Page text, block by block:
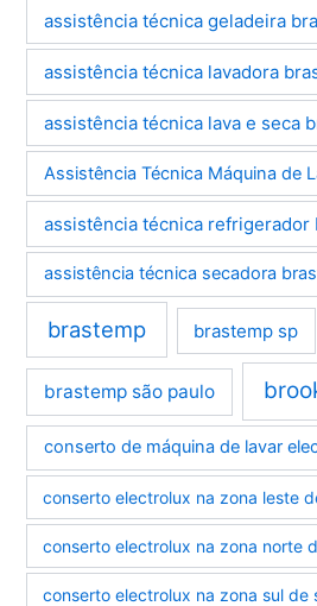
assistência técnica geladeira
assistência técnica lavadora
assistência técnica lava e seca
Assistência Técnica Máquina de
assistência técnica refrigerador
assistência técnica secadora
brastemp brastemp sp
brastemp são paulo
conserto de máquina de lavar
conserto electrolux na zona leste
conserto electrolux na zona norte
conserto electrolux na zona sul de